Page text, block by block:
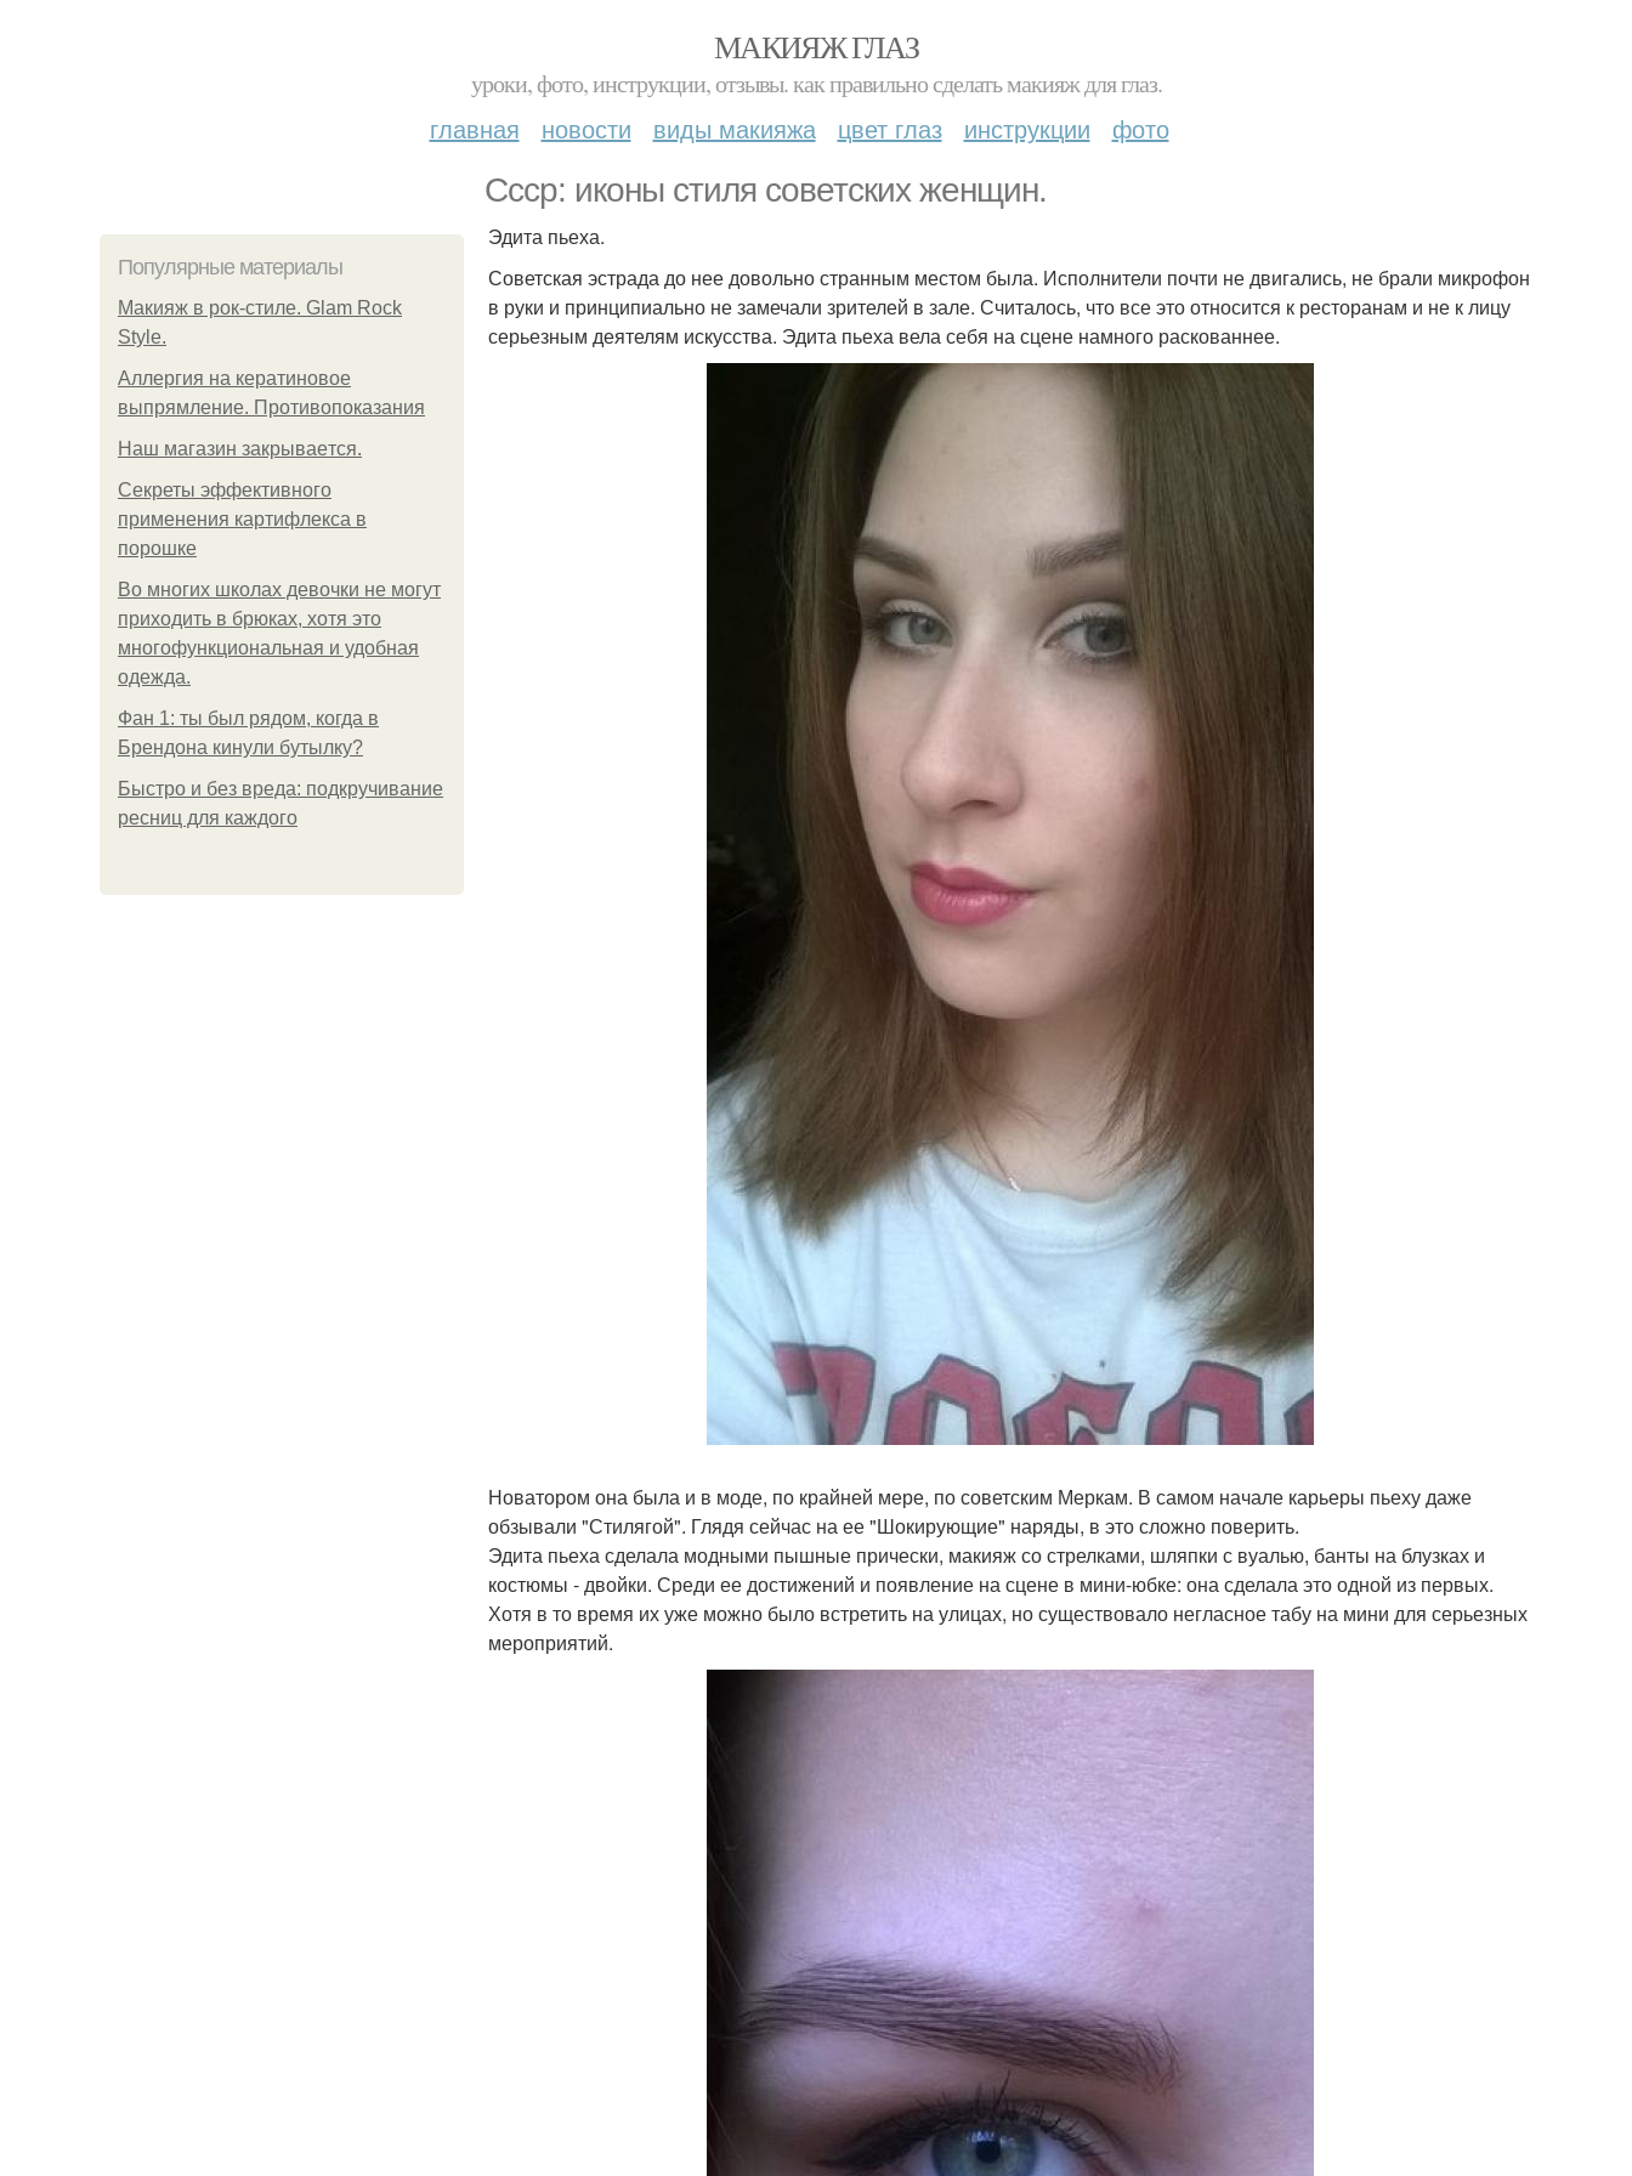
МАКИЯЖ ГЛАЗ
уроки, фото, инструкции, отзывы. как правильно сделать макияж для глаз.
главная новости виды макияжа цвет глаз инструкции фото
Ссср: иконы стиля советских женщин.
Популярные материалы
Макияж в рок-стиле. Glam Rock
Style.
Аллергия на кератиновое
выпрямление. Противопоказания
Нaш магaзин зaкрывaeтся.
Секреты эффективного
применения картифлекса в
порошке
Во многих школах девочки не могут
приходить в брюках, хотя это
многофункциональная и удобная
одежда.
Фан 1: ты был рядом, когда в
Брендона кинули бутылку?
Быстро и без вреда: подкручивание
ресниц для каждого
Эдита пьеха.
Советская эстрада до нее довольно странным местом была. Исполнители почти не двигались, не брали микрофон
в руки и принципиально не замечали зрителей в зале. Считалось, что все это относится к ресторанам и не к лицу
серьезным деятелям искусства. Эдита пьеха вела себя на сцене намного раскованнее.
Новатором она была и в моде, по крайней мере, по советским Меркам. В самом начале карьеры пьеху даже
обзывали "Стилягой". Глядя сейчас на ее "Шокирующие" наряды, в это сложно поверить.
Эдита пьеха сделала модными пышные прически, макияж со стрелками, шляпки с вуалью, банты на блузках и
костюмы - двойки. Среди ее достижений и появление на сцене в мини-юбке: она сделала это одной из первых.
Хотя в то время их уже можно было встретить на улицах, но существовало негласное табу на мини для серьезных
мероприятий.